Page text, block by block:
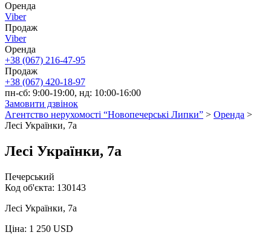
Оренда
Viber
Продаж
Viber
Оренда
+38 (067) 216-47-95
Продаж
+38 (067) 420-18-97
пн-сб: 9:00-19:00, нд: 10:00-16:00
Замовити дзвінок
Агентство нерухомості “Новопечерські Липки” > Оренда >
Лесі Українки, 7а
Лесі Українки, 7а
Печерський
Код об'єкта: 130143
Лесі Українки, 7а
Ціна: 1 250 USD